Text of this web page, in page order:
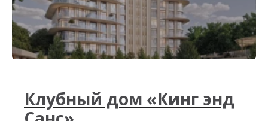
Клубный дом «Кинг энд